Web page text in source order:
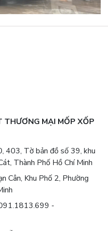
MẠI MỐP XỐP
403, Tờ bản đồ số 39, khu
Thành Phố Hồ Chí Minh
Cân, Khu Phố 2, Phường
-